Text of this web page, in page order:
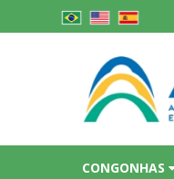
CONGONHAS